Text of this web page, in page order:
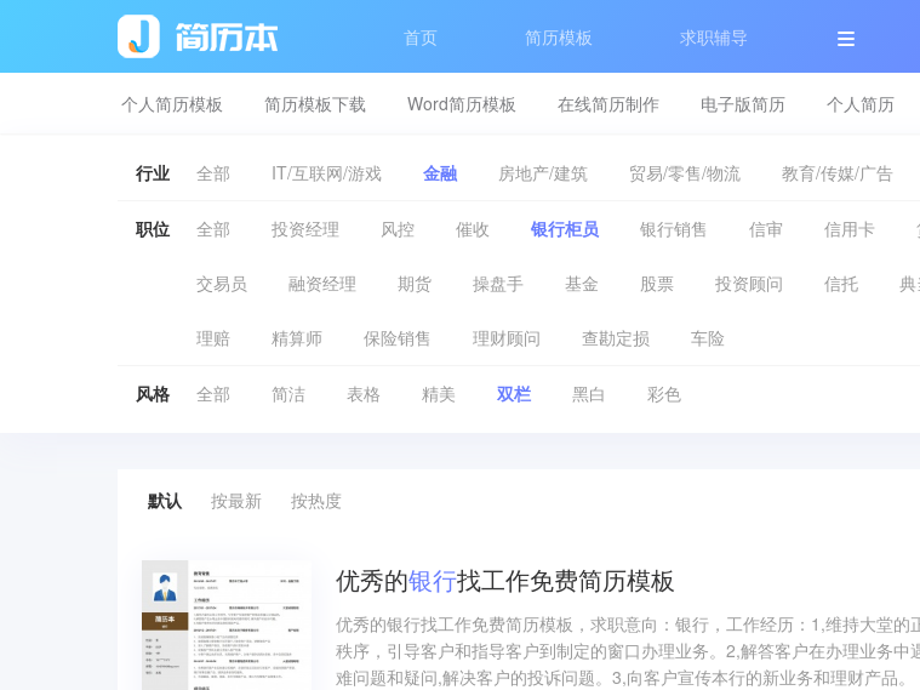
首页 简历模板 求职辅导
个人简历模板 简历模板下载 Word简历模板 在线简历制作 电子版简历 个人简历
行业 全部 IT/互联网/游戏 金融 房地产/建筑 贸易/零售/物流 教育/传媒/广告
职位 全部 投资经理 风控 催收 银行柜员 银行销售 信审 信用卡
交易员 融资经理 期货 操盘手 基金 股票 投资顾问 信托 典
理赔 精算师 保险销售 理财顾问 查勘定损 车险
风格 全部 简洁 表格 精美 双栏 黑白 彩色
默认 按最新 按热度
优秀的银行找工作免费简历模板
优秀的银行找工作免费简历模板，求职意向：银行，工作经历：1,维持大堂的
秩序，引导客户和指导客户到制定的窗口办理业务。2,解答客户在办理业务中
难问题和疑问,解决客户的投诉问题。3,向客户宣传本行的新业务和理财产品。